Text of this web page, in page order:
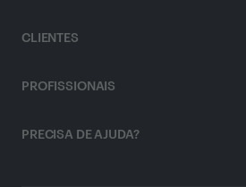
CLIENTES
PROFISSIONAIS
PRECISA DE AJUDA?